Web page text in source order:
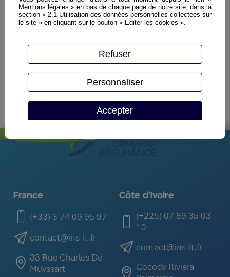
France
(+33) 3 74 09 95 97
contact@ins-it.fr
33 Rue Charles De
Muyssart
Côte d'Ivoire
(+225) 07 89 35 03
10
contact@ins-it.fr
Cocody Riviera
Mentions légales » en bas de chaque page de notre site, dans la
section « 2.1 Utilisation des données personnelles collectées sur
le site » en cliquant sur le bouton « Editer les cookies ».
Accepter
Refuser
Personnaliser